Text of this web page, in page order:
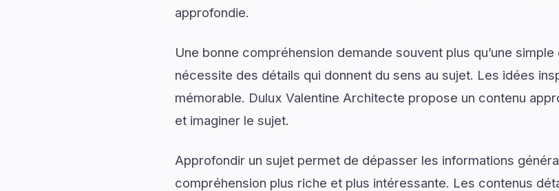
approfondie.
Une bonne compréhension demande souvent plus qu’une
nécessite des détails qui donnent du sens au sujet. Les idées
mémorable. Dulux Valentine Architecte propose un contenu
et imaginer le sujet.
Approfondir un sujet permet de dépasser les informations
compréhension plus riche et plus intéressante. Les contenus